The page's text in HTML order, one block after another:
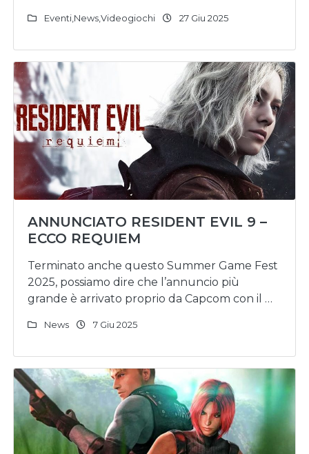
Eventi NewsVideogiochi 27 Giu 2025
ANNUNCIATO RESIDENT EVIL 9 –
ECCO REQUIEM
Terminato anche questo Summer Game Fest
2025, possiamo dire che l’annuncio più
grande è arrivato proprio da Capcom con il …
News 7 Giu 2025